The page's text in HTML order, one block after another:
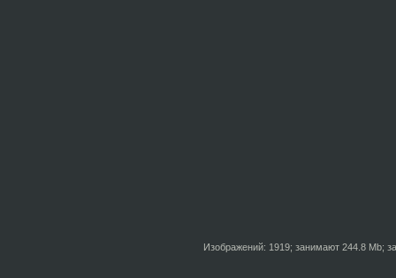
Изображений: 1919; занимают 244.8 Mb;